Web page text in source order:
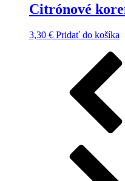
Citrónové
3,30 € Pridať do košíka